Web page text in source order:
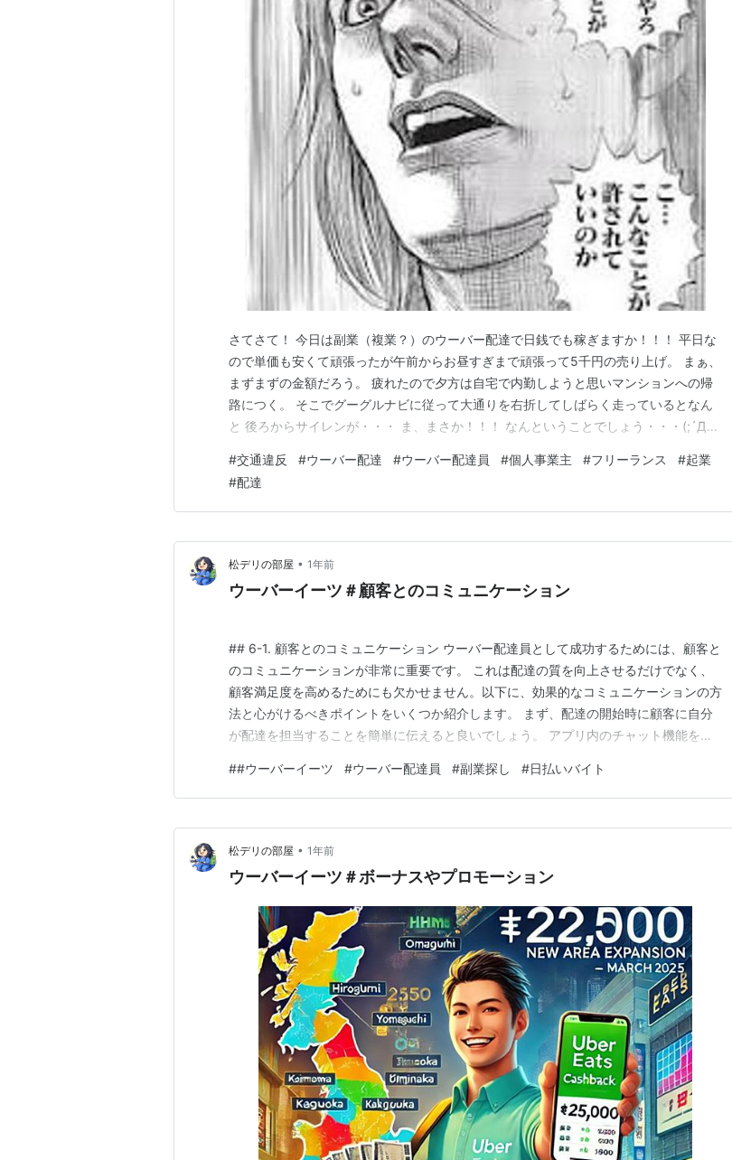
さてさて！ 今日は副業（複業？）のウーバー配達で日銭でも稼ぎますか！！！ 平日な
ので単価も安くて頑張ったが午前からお昼すぎまで頑張って5千円の売り上げ。 まぁ、
まずまずの金額だろう。 疲れたので夕方は自宅で内勤しようと思いマンションへの帰
路につく。 そこでグーグルナビに従って大通りを右折してしばらく走っているとなん
と 後ろからサイレンが・・・ ま、まさか！！！ なんということでしょう・・・(;´Д
んですよ～(;´∀｀) 反則金6000円です！！！(^_-)-☆ くそがぁあああああああああああ
あ！！！！！！(# ﾟ…
#交通違反 #ウーバー配達 #ウーバー配達員 #個人事業主 #フリーランス #起業
#配達
松デリの部屋 • 1年前
ウーバーイーツ＃顧客とのコミュニケーション
## 6-1. 顧客とのコミュニケーション ウーバー配達員として成功するためには、顧客と
のコミュニケーションが非常に重要です。 これは配達の質を向上させるだけでなく、
顧客満足度を高めるためにも欠かせません。以下に、効果的なコミュニケーションの方
法と心がけるべきポイントをいくつか紹介します。 まず、配達の開始時に顧客に自分
が配達を担当することを簡単に伝えると良いでしょう。 アプリ内のチャット機能を使
送ることで、顧客に安心感を与えることができます。 次に、配達中の進捗状況を伝え
ることも大切です。 例えば、交通渋滞や天候の…
##ウーバーイーツ #ウーバー配達員 #副業探し #日払いバイト
松デリの部屋 • 1年前
ウーバーイーツ＃ボーナスやプロモーション